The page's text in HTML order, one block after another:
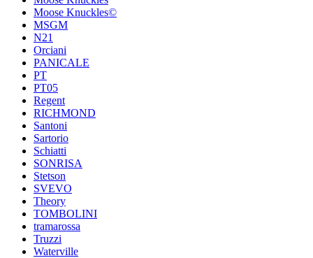
Moose Knuckles©️
MSGM
N21
Orciani
PANICALE
PT
PT05
Regent
RICHMOND
Santoni
Sartorio
Schiatti
SONRISA
Stetson
SVEVO
Theory
TOMBOLINI
tramarossa
Truzzi
Waterville